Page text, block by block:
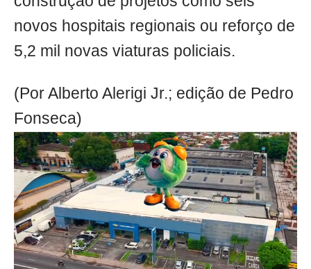
novos hospitais regionais ou reforço de
5,2 mil novas viaturas policiais.
(Por Alberto Alerigi Jr.; edição de Pedro
Fonseca)